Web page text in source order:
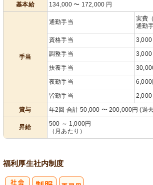
基本給 134,000 〜 172,000 円
手当
通勤手当
実費
通勤
資格手当
3,000
調整手当
3,000
扶養手当
夜勤手当
6,000
皆勤手当
2,000
賞与
年2回 合計 50,000 〜 200,000円 (過
昇給
500 ～ 1,000円
（月あたり）
福利厚生社内制度